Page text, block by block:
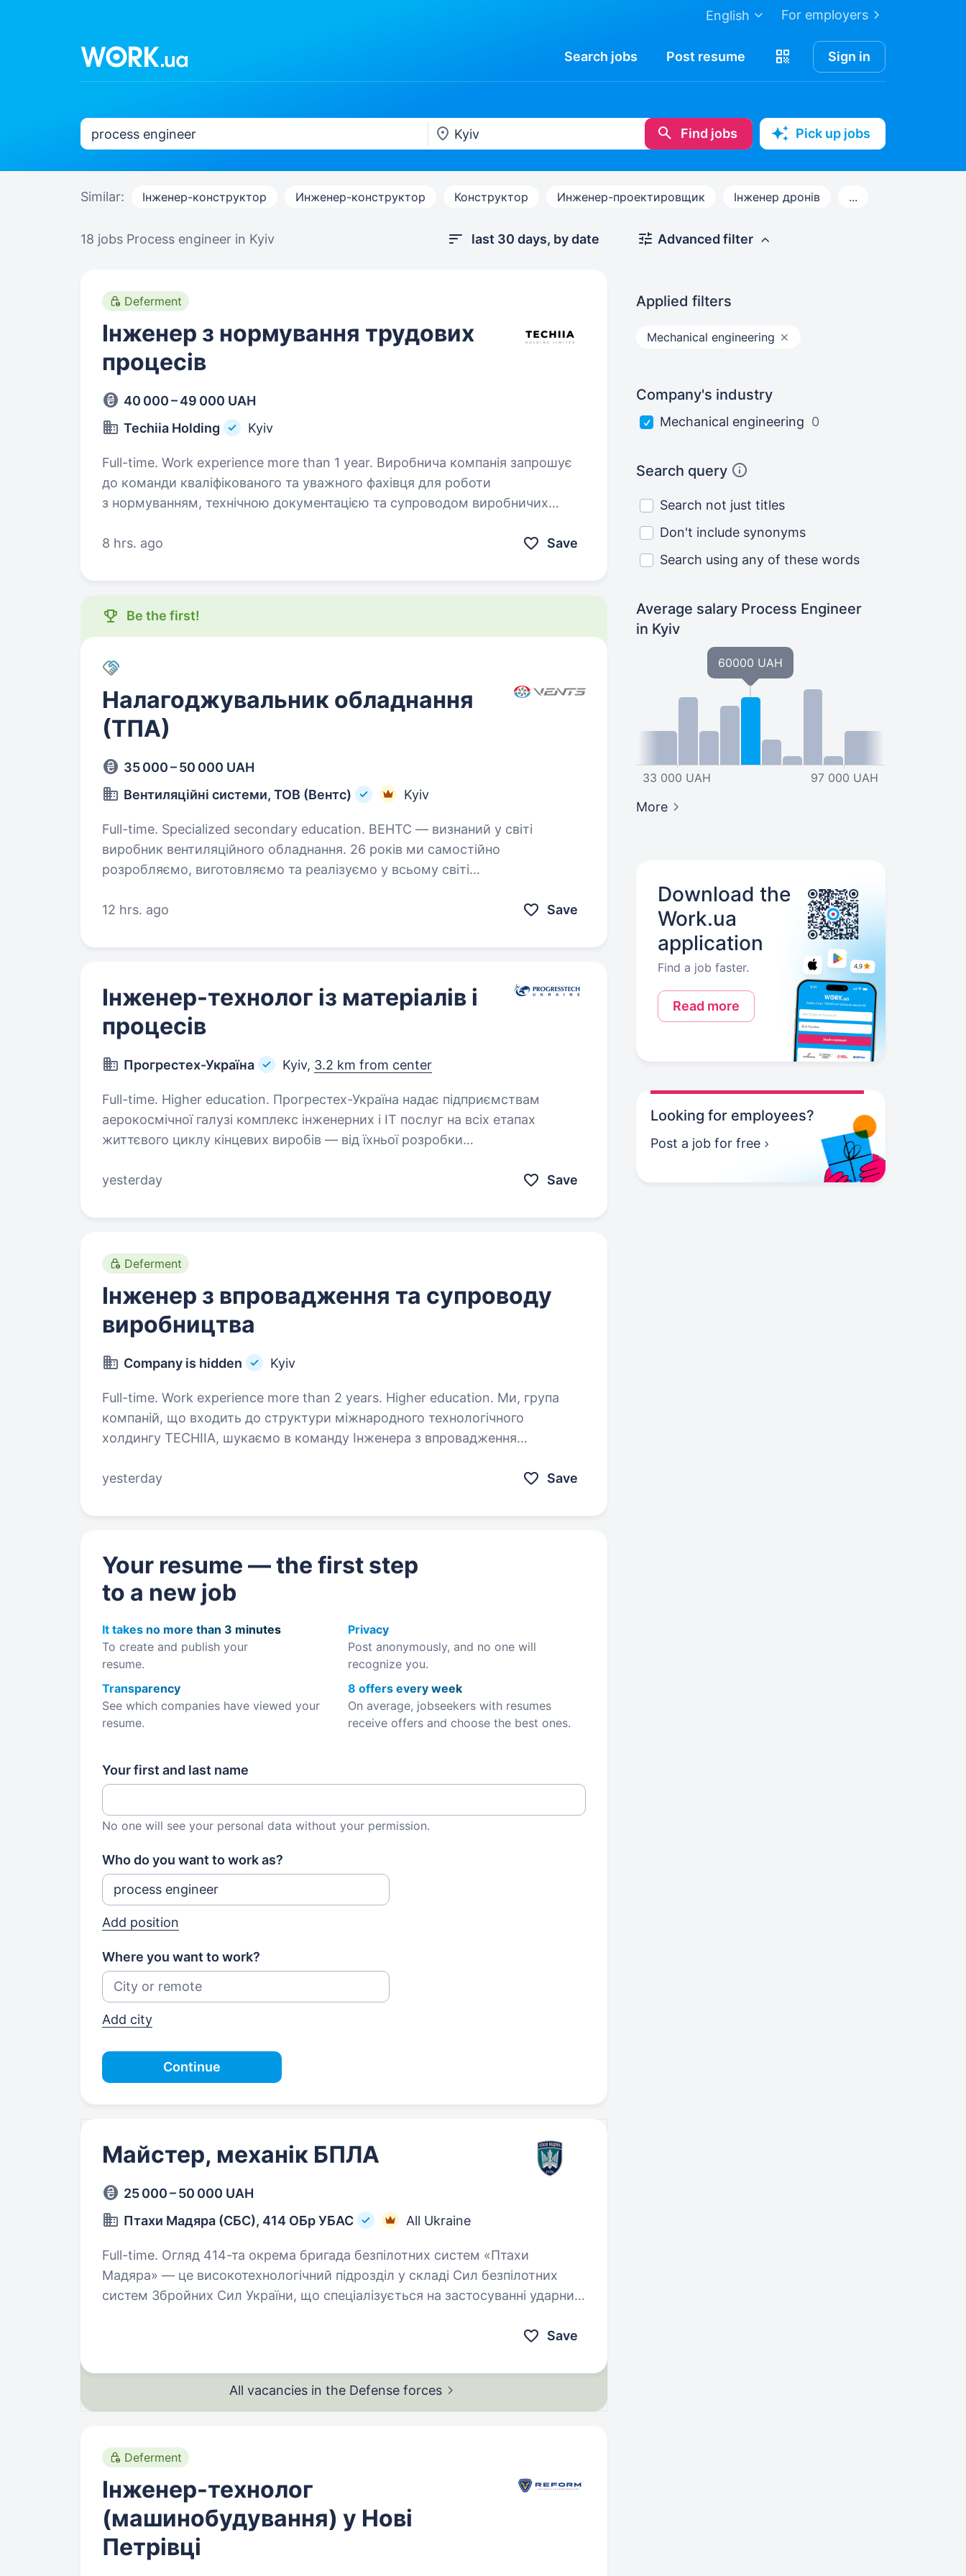
For employers
English
Search jobs Post resume Sign in
Find jobs Pick up jobs
Similar: Інженер-конструктор Инженер-конструктор Конструктор Инженер-проектировщик Інженер дронів ...
18 jobs Process engineer in Kyiv last 30 days, by date
Deferment
Інженер з нормування трудових
процесів
40 000 – 49 000 UAH
Techiia Holding
Kyiv
Full-time. Work experience more than 1 year. Виробнича компанія запрошує
до команди кваліфікованого та уважного фахівця для роботи
з нормуванням, технічною документацією та супроводом виробничих
8 hrs. ago
Save
Be the first!
Налагоджувальник обладнання
(ТПА)
35 000 – 50 000 UAH
Вентиляційні системи, ТОВ (Вентс)
Kyiv
Full-time. Specialized secondary education. ВЕНТС — визнаний у світі
виробник вентиляційного обладнання. 26 років ми самостійно
розробляємо, виготовляємо та реалізуємо у всьому світі
повітрям…
12 hrs. ago Save
Інженер-технолог із матеріалів і
процесів
Прогрестех-Україна Kyiv, 3.2 km from center
Full-time. Higher education. Прогрестех-Україна надає підприємствам
аерокосмічної галузі комплекс інженерних і ІТ послуг на всіх етапах
життєвого циклу кінцевих виробів — від їхньої розробки
yesterday
Save
Deferment
Інженер з впровадження та супроводу
виробництва
Company is hidden Kyiv
Full-time. Work experience more than 2 years. Higher education. Ми, група
компаній, що входить до структури міжнародного технологічного
холдингу TECHIIA, шукаємо в команду Інженера з впровадження
оформлення…
yesterday Save
Your resume — the first step
to a new job
It takes no more than 3 minutes
To create and publish your
resume.
Privacy
Post anonymously, and no one will
recognize you.
Transparency
See which companies have viewed your
resume.
8 offers every week
On average, jobseekers with resumes
receive offers and choose the best ones.
Your first and last name
No one will see your personal data without your permission.
Who do you want to work as?
Add position
Where you want to work?
Add city
Continue
Майстер, механік БПЛА
25 000 – 50 000 UAH
Птахи Мадяра (СБС), 414 ОБр УБАС
All Ukraine
Full-time. Огляд 414-та окрема бригада безпілотних систем «Птахи
Мадяра» — це високотехнологічний підрозділ у складі Сил безпілотних
систем Збройних Сил України, що спеціалізується на застосуванні ударних,
Save
All vacancies in the Defense forces
Deferment
Інженер-технолог
(машинобудування) у Нові
Петрівці
Advanced filter
Applied filters
Mechanical engineering
Company's industry
Mechanical engineering 0
Search query
Search not just titles
Don't include synonyms
Search using any of these words
Average salary Process Engineer
in Kyiv
33 000 UAH
60000 UAH
97 000 UAH
More
Download the
Work.ua
application
Find a job faster.
Read more
Looking for employees?
Post a job for free